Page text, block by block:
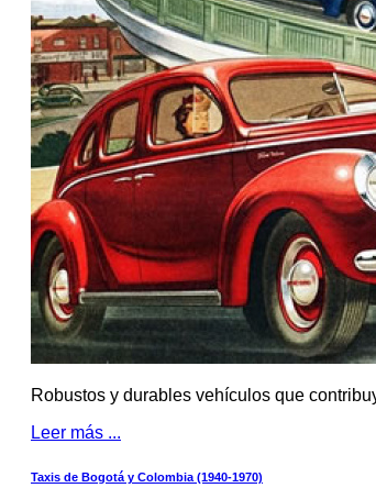
Robustos y durables vehículos que
Leer más ...
Taxis de Bogotá y Colombia (1940-1970)